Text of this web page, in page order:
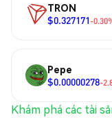
TRON
$0.327171-
Pepe
$0.00000278-
Khám phá các tài